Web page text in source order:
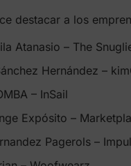
destacar a los
Atanasio – The
Hernández –
– InSail
Expósito –
Pagerols –